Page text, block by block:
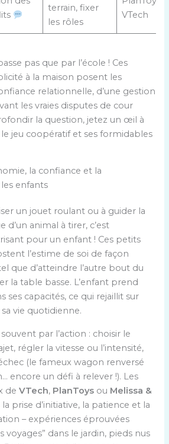
terrain, fixer
les rôles
VTech
pas que par l’école ! Ces
à la maison posent les
relationnelle, d’une gestion
les vraies disputes de cour
la question, jetez un œil à
le jeu coopératif et ses formidables
la confiance et la
enfants
un jouet roulant ou à guider la
d’un animal à tirer, c’est
pour un enfant ! Ces petits
l’estime de soi de façon
que d’atteindre l’autre bout du
la table basse. L’enfant prend
ses capacités, ce qui rejaillit sur
vie quotidienne.
par l’action : choisir le
régler la vitesse ou l’intensité,
(le fameux wagon renversé
encore un défi à relever !). Les
deVTech, PlanToys ou Melissa &
prise d’initiative, la patience et la
– expériences éprouvées
voyages” dans le jardin, pieds nus